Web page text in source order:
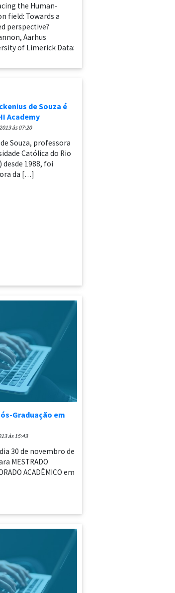
the Human-
field: Towards a
perspective?
Aarhus
of Limerick Data:
de Souza é
Academy
às 07:20
Souza, professora
Católica do Rio
desde 1988, foi
da […]
Graduação em
às 15:43
30 de novembro de
MESTRADO
ACADÊMICO em